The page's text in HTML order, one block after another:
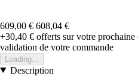
609,00 € 608,04 €
+30,40 € offerts sur votre prochaine
validation de votre commande
Loading...
Description